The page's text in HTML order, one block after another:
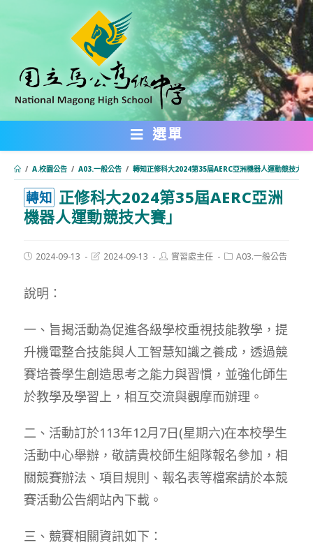
內
選單
/ A.校園公告 / A03.一般公告 / 轉知正修科大2024第35屆AERC亞洲機器人運動競技大賽
轉知 正修科大2024第35屆AERC亞洲
機器人運動競技大賽」
Post2024-09-13
Post2024-09-13
Post實習處主任
PostA03.一般公告
說明：
一、旨揭活動為促進各級學校重視技能教學，提
升機電整合技能與人工智慧知識之養成，透過競
賽培養學生創造思考之能力與習慣，並強化師生
於教學及學習上，相互交流與觀摩而辦理。
二、活動訂於113年12月7日(星期六)在本校學生
活動中心舉辦，敬請貴校師生組隊報名參加，相
關競賽辦法、項目規則、報名表等檔案請於本競
賽活動公告網站內下載。
三、競賽相關資訊如下：